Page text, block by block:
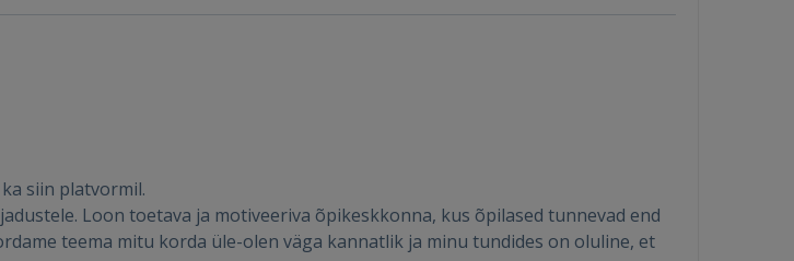
siin platvormil.
Loon toetava ja motiveeriva õpikeskkonna, kus õpilased tunnevad end
teema mitu korda üle-olen väga kannatlik ja minu tundides on oluline, et